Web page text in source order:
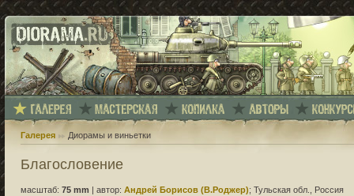
Галерея Диорамы и виньетки
Благословение
масштаб: 75 mm автор: Андрей Борисов (В.Роджер); Тульская обл., Россия